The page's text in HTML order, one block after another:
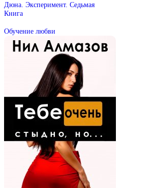
Дюна. Эксперимент. Седьмая
Книга
Обучение любви